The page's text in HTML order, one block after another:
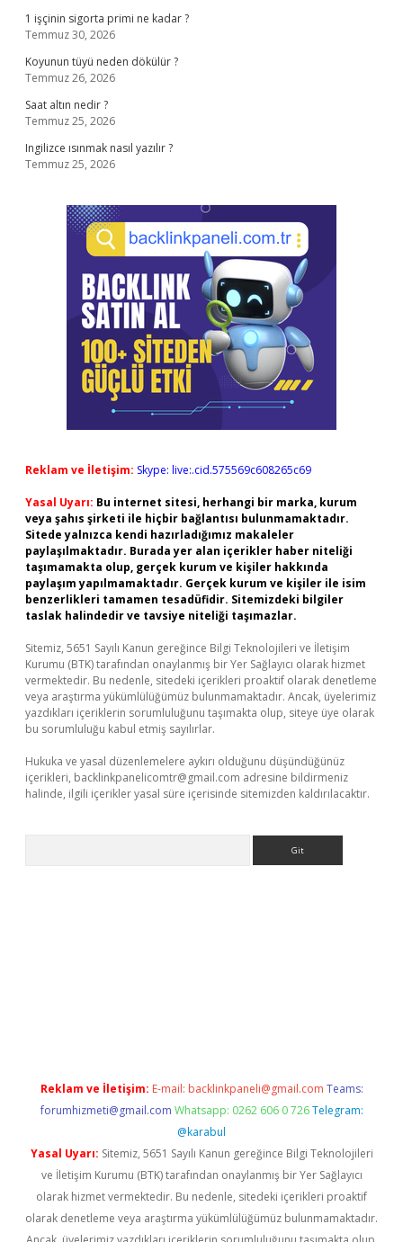
1 işçinin sigorta primi ne kadar ?
Temmuz 30, 2026
Koyunun tüyü neden dökülür ?
Temmuz 26, 2026
Saat altın nedir ?
Temmuz 25, 2026
Ingilizce ısınmak nasıl yazılır ?
Temmuz 25, 2026
Reklam ve İletişim: Skype: live:.cid.575569c608265c69
Yasal Uyarı: Bu internet sitesi, herhangi bir marka, kurum
veya şahıs şirketi ile hiçbir bağlantısı bulunmamaktadır.
Sitede yalnızca kendi hazırladığımız makaleler
paylaşılmaktadır. Burada yer alan içerikler haber niteliği
taşımamakta olup, gerçek kurum ve kişiler hakkında
paylaşım yapılmamaktadır. Gerçek kurum ve kişiler ile isim
benzerlikleri tamamen tesadüfidir. Sitemizdeki bilgiler
taslak halindedir ve tavsiye niteliği taşımazlar.
Sitemiz, 5651 Sayılı Kanun gereğince Bilgi Teknolojileri ve İletişim
Kurumu (BTK) tarafından onaylanmış bir Yer Sağlayıcı olarak hizmet
vermektedir. Bu nedenle, sitedeki içerikleri proaktif olarak denetleme
veya araştırma yükümlülüğümüz bulunmamaktadır. Ancak, üyelerimiz
yazdıkları içeriklerin sorumluluğunu taşımakta olup, siteye üye olarak
bu sorumluluğu kabul etmiş sayılırlar.
Hukuka ve yasal düzenlemelere aykırı olduğunu düşündüğünüz
içerikleri, backlinkpanelicomtr@gmail.com adresine bildirmeniz
halinde, ilgili içerikler yasal süre içerisinde sitemizden kaldırılacaktır.
Reklam ve İletişim: E-mail: backlinkpaneli@gmail.com Teams:
forumhizmeti@gmail.com Whatsapp: 0262 606 0 726 Telegram:
@karabul
Yasal Uyarı: Sitemiz, 5651 Sayılı Kanun gereğince Bilgi Teknolojileri
ve İletişim Kurumu (BTK) tarafından onaylanmış bir Yer Sağlayıcı
olarak hizmet vermektedir. Bu nedenle, sitedeki içerikleri proaktif
olarak denetleme veya araştırma yükümlülüğümüz bulunmamaktadır.